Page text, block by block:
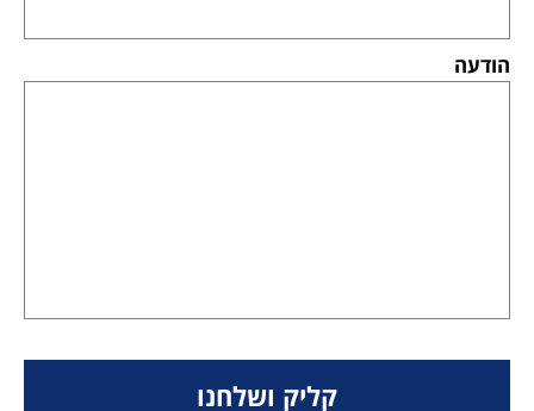
הודעה